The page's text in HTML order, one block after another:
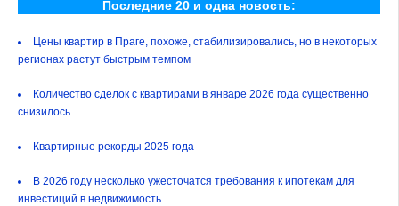
Последние 20 и одна новость:
Цены квартир в Праге, похоже, стабилизировались, но в некоторых
регионах растут быстрым темпом
Количество сделок с квартирами в январе 2026 года существенно
снизилось
Квартирные рекорды 2025 года
В 2026 году несколько ужесточатся требования к ипотекам для
инвестиций в недвижимость